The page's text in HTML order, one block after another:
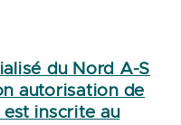
du Nord A-S
autorisation de
inscrite au